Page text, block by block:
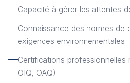
Capacité à gérer les attentes
Connaissance des normes de
exigences environnementales
Certifications professionnelles
OIQ, OAQ)